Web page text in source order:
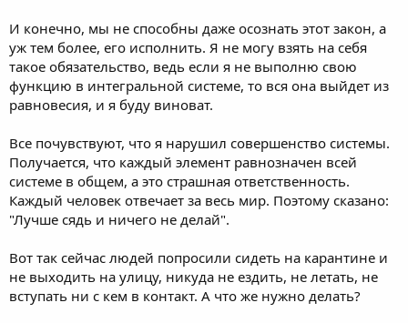
И конечно, мы не способны даже осознать этот закон, а
уж тем более, его исполнить. Я не могу взять на себя
такое обязательство, ведь если я не выполню свою
функцию в интегральной системе, то вся она выйдет из
равновесия, и я буду виноват.
Все почувствуют, что я нарушил совершенство системы.
Получается, что каждый элемент равнозначен всей
системе в общем, а это страшная ответственность.
Каждый человек отвечает за весь мир. Поэтому сказано:
"Лучше сядь и ничего не делай".
Вот так сейчас людей попросили сидеть на карантине и
не выходить на улицу, никуда не ездить, не летать, не
вступать ни с кем в контакт. А что же нужно делать?